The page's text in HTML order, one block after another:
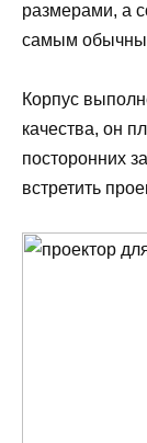
размерами, а
самым
Корпус
качества, он
посторонних
встретить